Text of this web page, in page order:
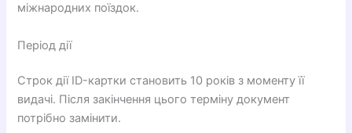
міжнародних поїздок.
Період дії
Строк дії ID-картки становить 10 років з моменту її
видачі. Після закінчення цього терміну документ
потрібно замінити.